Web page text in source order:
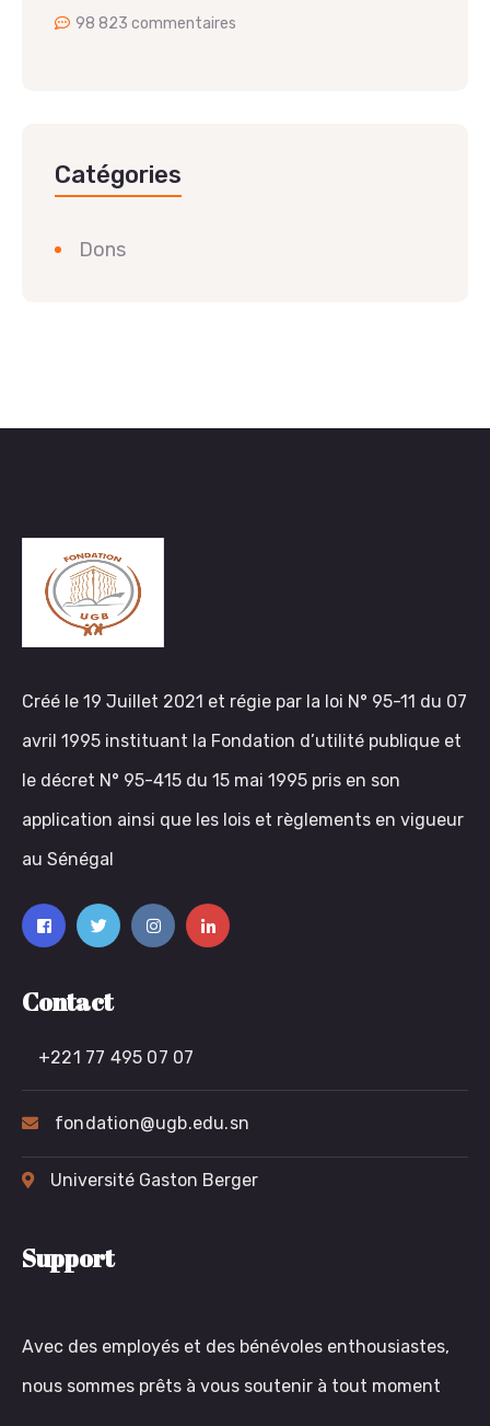
98 823 commentaires
Catégories
Dons
Créé le 19 Juillet 2021 et régie par la loi N° 95-11 du 07
avril 1995 instituant la Fondation d’utilité publique et
le décret N° 95-415 du 15 mai 1995 pris en son
application ainsi que les lois et règlements en vigueur
au Sénégal
Contact
+221 77 495 07 07
fondation@ugb.edu.sn
Université Gaston Berger
Support
Avec des employés et des bénévoles enthousiastes,
nous sommes prêts à vous soutenir à tout moment